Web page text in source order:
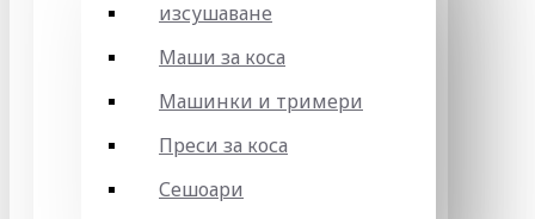
изсушаване
Маши за коса
Машинки и тримери
Преси за коса
Сешоари